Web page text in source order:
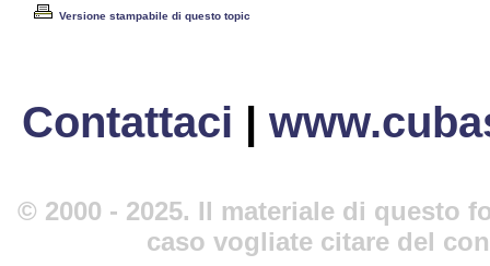
Versione stampabile di questo topic
Contattaci |
© 2000 - 2025. Il materiale di questo
caso vogliate citare del